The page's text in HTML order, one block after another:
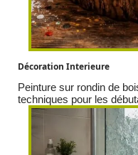
Décoration Interieure
Peinture sur rondin de
techniques pour les